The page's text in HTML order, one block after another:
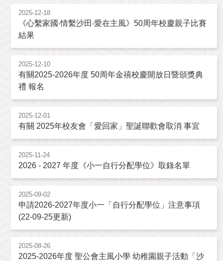
2025-12-18
《心繫家國‧情繫沙田‧愛在主風》50周年校慶親子比賽
結果
2025-12-10
有關2025-2026年度 50周年金禧校慶開放日暨頒獎典
禮 報名
2025-12-01
有關 2025年校友會「愛回家」聖誕聯歡會取消 事宜
2025-11-24
2026 - 2027 年度《小一自行分配學位》取錄名單
2025-09-02
申請2026-2027年度小一「自行分配學位」注意事項
(22-09-25更新)
2025-08-26
2025-2026年度 聖公會主風小學 幼稚園親子活動「沙